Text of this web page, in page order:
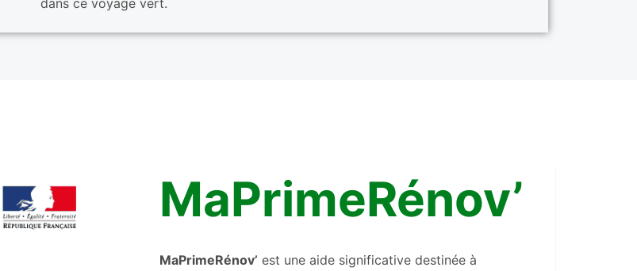
dans ce voyage vert.
MaPrimeRénov’
MaPrimeRénov’ est une aide significative destinée à